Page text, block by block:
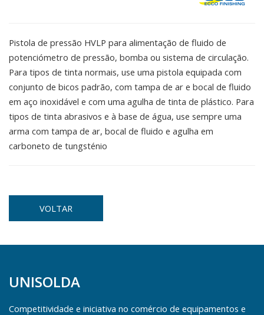
Pistola de pressão HVLP para alimentação de fluido de
potenciómetro de pressão, bomba ou sistema de circulação.
Para tipos de tinta normais, use uma pistola equipada com
conjunto de bicos padrão, com tampa de ar e bocal de fluido
em aço inoxidável e com uma agulha de tinta de plástico. Para
tipos de tinta abrasivos e à base de água, use sempre uma
arma com tampa de ar, bocal de fluido e agulha em
carboneto de tungsténio
VOLTAR
UNISOLDA
Competitividade e iniciativa no comércio de equipamentos e